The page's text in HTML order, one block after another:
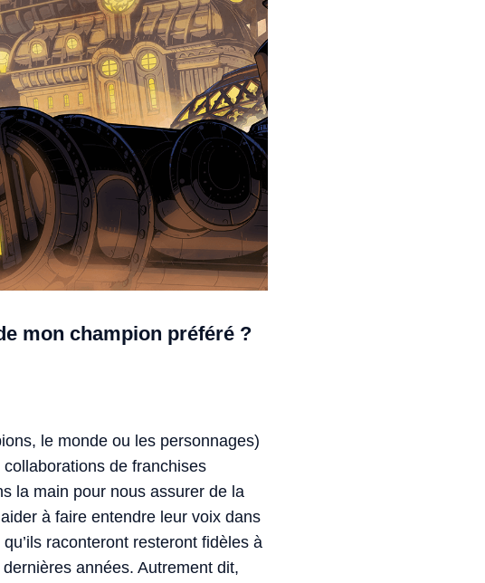
mon champion préféré ?
le monde ou les personnages)
de franchises
la main pour nous assurer de la
à faire entendre leur voix dans
raconteront resteront fidèles à
années. Autrement dit,